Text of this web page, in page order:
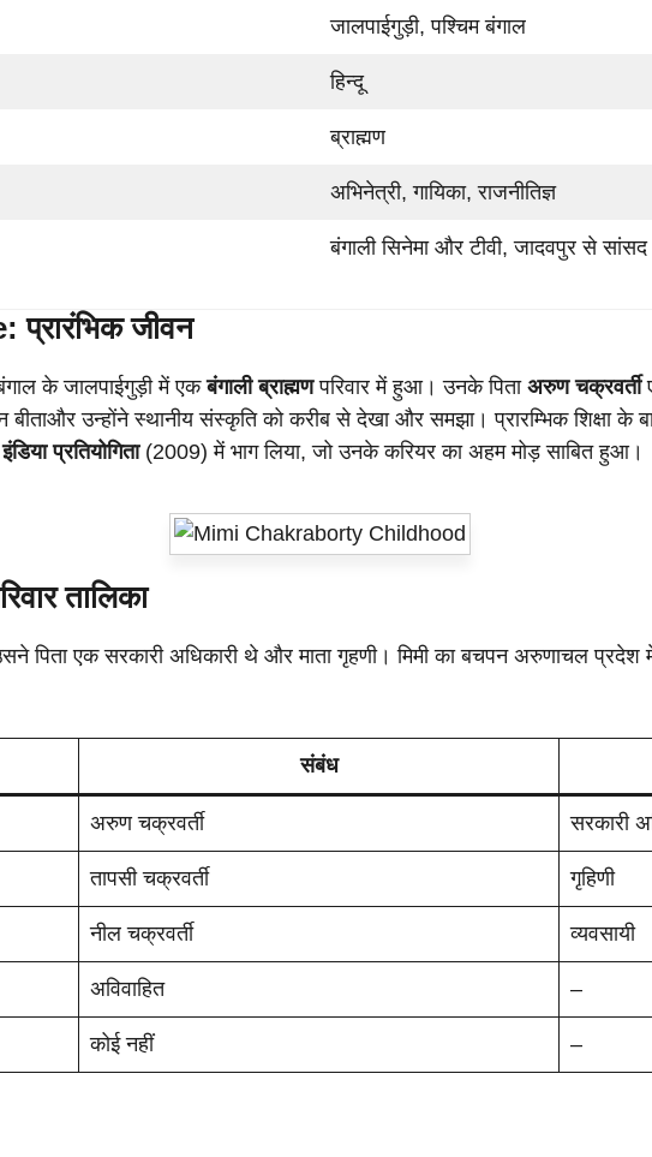
जालपाईगुड़ी, पश्चिम बंगाल
हिन्दू
ब्राह्मण
अभिनेत्री, गायिका, राजनीतिज्ञ
बंगाली सिनेमा और टीवी, जादवपुर से
जीवन
के जालपाईगुड़ी में एकबंगाली ब्राह्मणपरिवार में हुआ। उनके पिता अरुण चक्रवर्ती
उन्होंने स्थानीय संस्कृति को करीब से देखा और समझा। प्रारम्भिक शिक्षा के
प्रतियोगिता(2009) में भाग लिया, जो उनके करियर का अहम मोड़ साबित हुआ।
तालिका
पिता एक सरकारी अधिकारी थे और माता गृहणी। मिमी का बचपन अरुणाचल प्रदेश
संबंध
अरुण चक्रवर्ती सरकारी
तापसी चक्रवर्ती गृहिणी
नील चक्रवर्ती व्यवसायी
अविवाहित –
कोई नहीं –